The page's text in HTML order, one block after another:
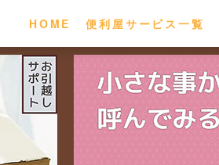
HOME 便利屋サービス一覧